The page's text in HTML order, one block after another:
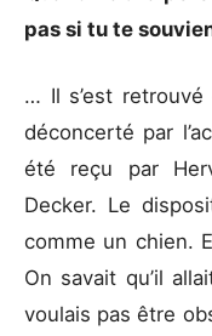
pas si tu te
… Il s’est
déconcerté par
été reçu par
Decker. Le
comme un chien.
On savait qu’il
voulais pas être